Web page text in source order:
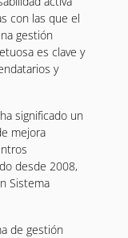
con las que el
gestión
es clave y
y
significado un
mejora
desde 2008,
Sistema
de gestión